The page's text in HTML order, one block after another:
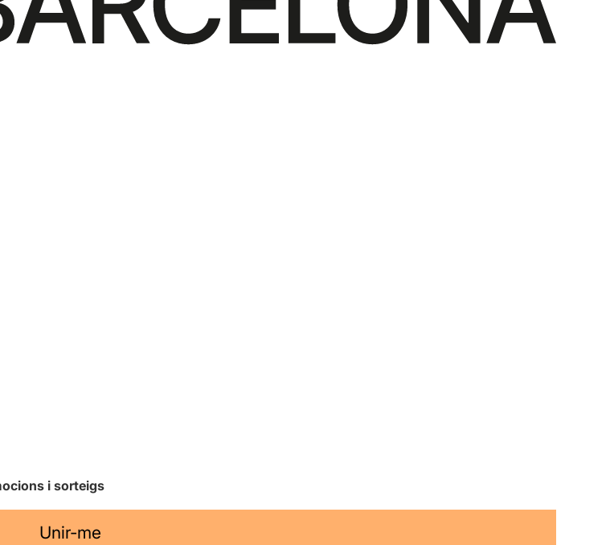
i sorteigs
Unir-me